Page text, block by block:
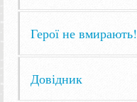
Герої не вмирають!
Довідник